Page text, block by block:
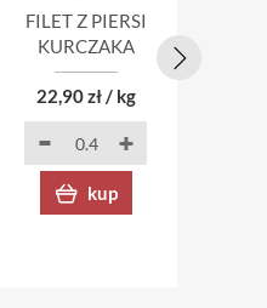
FILET Z PIERSI
KURCZAKA
22,90 zł / kg
kup